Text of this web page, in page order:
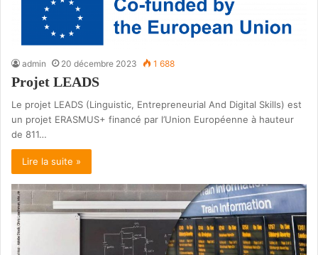
admin 20 décembre 2023 1 688
Projet LEADS
Le projet LEADS (Linguistic, Entrepreneurial And Digital Skills) est
un projet ERASMUS+ financé par l’Union Européenne à hauteur
de 811…
Lire la suite »